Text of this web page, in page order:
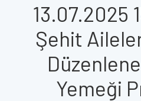
13.07.2025
Şehit
Yemeği